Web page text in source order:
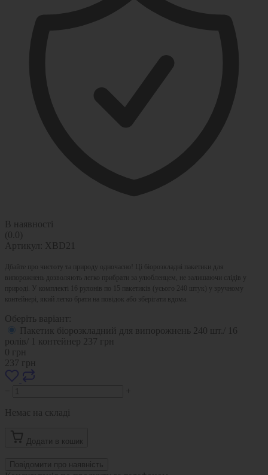
В наявності
(0.0)
Артикул:
XBD21
Дбайте про чистоту та природу одночасно! Ці біорозкладні пакетики для
випорожнень дозволяють легко прибрати за улюбленцем, не залишаючи слідів у
природі. У комплекті 16 рулонів по 15 пакетиків (усього 240 штук) у зручному
контейнері, який легко брати на повідок або зберігати вдома.
Оберіть варіант:
Пакетик біорозкладний для випорожнень 240 шт./ 16
ролів/ 1 контейнер 237 грн
0 грн
237 грн
+
Немає на складі
Додати в кошик
Повідомити про наявність